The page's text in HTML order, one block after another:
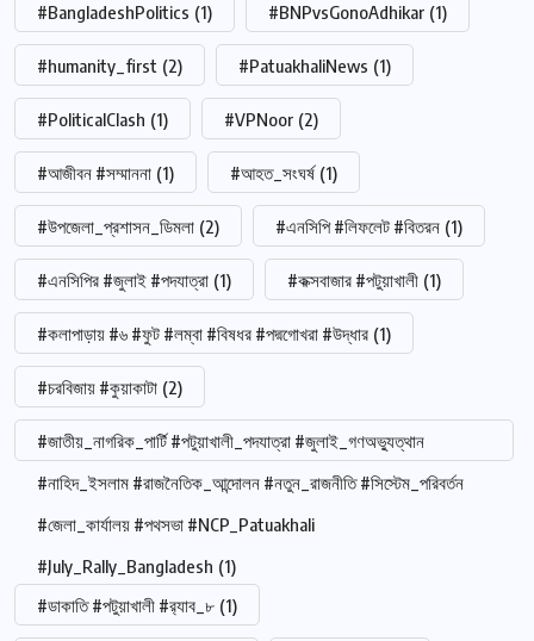
#BangladeshPolitics (1) #BNPvsGonoAdhikar (1)
#humanity_first (2) #PatuakhaliNews (1)
#PoliticalClash (1) #VPNoor (2)
#আজীবন #সম্মাননা (1) #আহত_সংঘর্ষ (1)
#উপজেলা_প্রশাসন_ডিমলা (2) #এনসিপি #লিফলেট #বিতরন (1)
#এনসিপির #জুলাই #পদযাত্রা (1) #কক্সবাজার #পটুয়াখালী (1)
#কলাপাড়ায় #৬ #ফুট #লম্বা #বিষধর #পদ্মগোখরা #উদ্ধার (1)
#চরবিজায় #কুয়াকাটা (2)
#জাতীয়_নাগরিক_পার্টি #পটুয়াখালী_পদযাত্রা #জুলাই_গণঅভ্যুত্থান
#নাহিদ_ইসলাম #রাজনৈতিক_আন্দোলন #নতুন_রাজনীতি #সিস্টেম_পরিবর্তন
#জেলা_কার্যালয় #পথসভা #NCP_Patuakhali
#July_Rally_Bangladesh (1)
#ডাকাতি #পটুয়াখালী #র‍্যাব_৮ (1)